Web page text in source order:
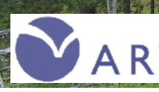
Hyppää
pääsisältöön